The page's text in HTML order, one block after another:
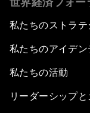
私たちのストラテ
私たちのアイデン
私たちの活動
リーダーシップ